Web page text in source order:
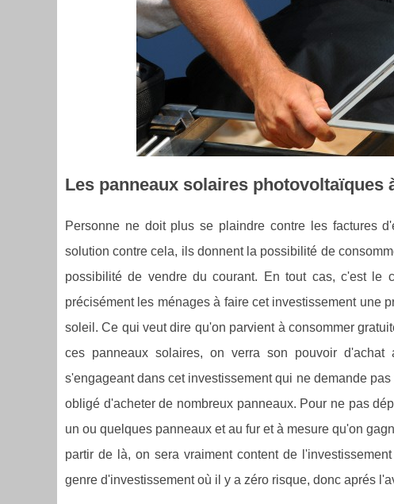
Les panneaux solaires photovoltaïques
Personne ne doit plus se plaindre contre les factures
solution contre cela, ils donnent la possibilité de
possibilité de vendre du courant. En tout cas, c'est le
précisément les ménages à faire cet investissement une
soleil. Ce qui veut dire qu'on parvient à consommer
ces panneaux solaires, on verra son pouvoir
s'engageant dans cet investissement qui ne demande
obligé d'acheter de nombreux panneaux. Pour ne pas
un ou quelques panneaux et au fur et à mesure qu'on
partir de là, on sera vraiment content de
genre d'investissement où il y a zéro risque, donc aprés